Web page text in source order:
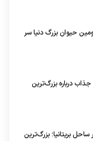
حیوان بزرگ دنیا سر
درباره بزرگ‌ترین
متری در ساحل بریتانیا؛ بزرگ‌ترین